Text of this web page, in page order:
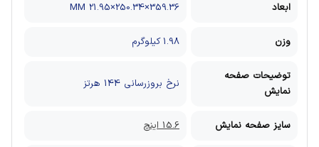
ابعاد 359.36×250.34×21.95 MM
وزن 1.98 کیلوگرم
توضیحات صفحه
نمایش
نرخ بروزرسانی 144 هرتز
سایز صفحه نمایش 15.6 اینچ